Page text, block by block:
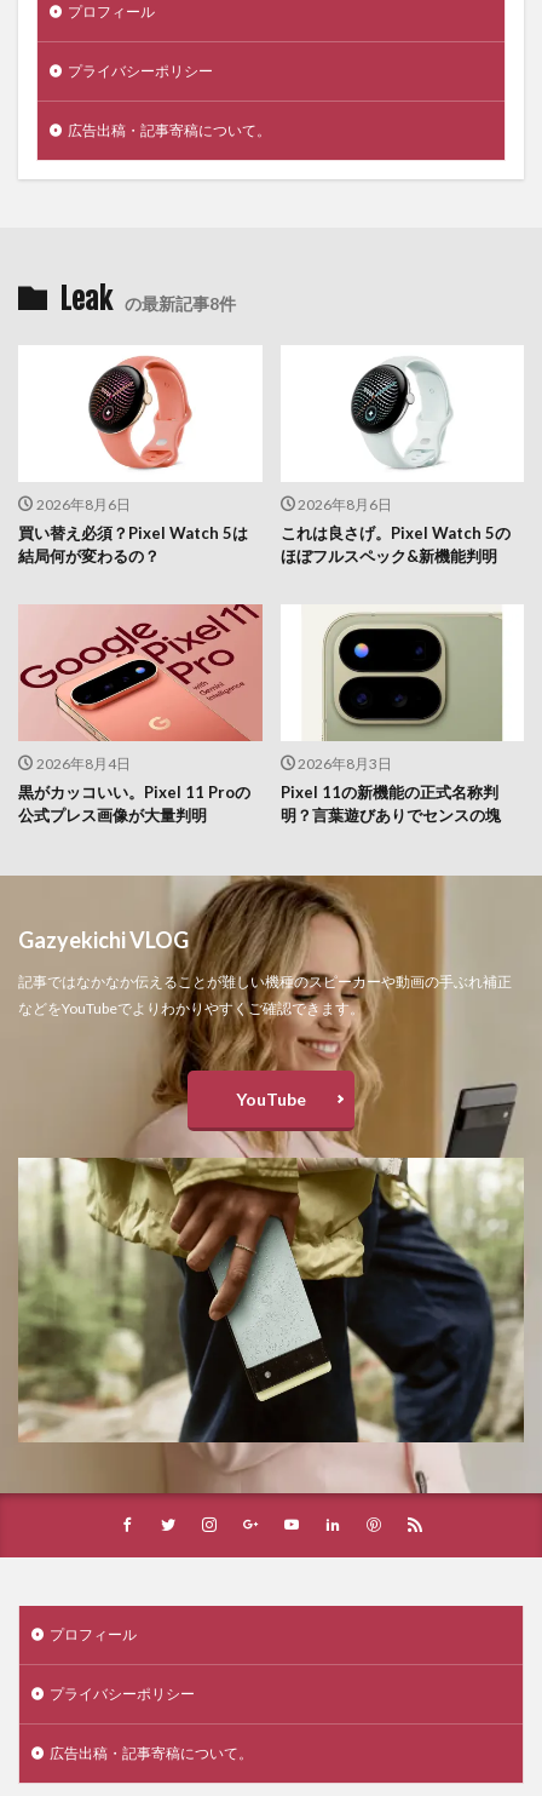
プロフィール
プライバシーポリシー
広告出稿・記事寄稿について。
Leak の最新記事8件
2026年8月6日
買い替え必須？Pixel Watch 5は
結局何が変わるの？
2026年8月6日
これは良さげ。Pixel Watch 5の
ほぼフルスペック&新機能判明
2026年8月4日
黒がカッコいい。Pixel 11 Proの
公式プレス画像が大量判明
2026年8月3日
Pixel 11の新機能の正式名称判
明？言葉遊びありでセンスの塊
Gazyekichi VLOG
記事ではなかなか伝えることが難しい機種のスピーカーや動画の手ぶれ補正
などをYouTubeでよりわかりやすくご確認できます。
YouTube
プロフィール
プライバシーポリシー
広告出稿・記事寄稿について。